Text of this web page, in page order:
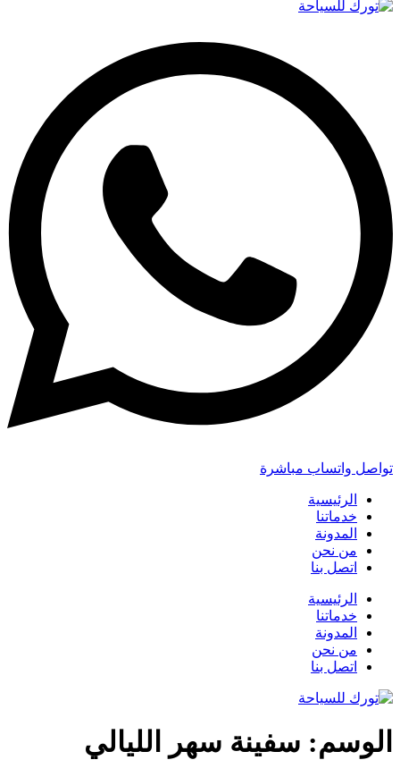
تواصل واتساب مباشرة
الرئيسية
خدماتنا
المدونة
من نحن
اتصل بنا
الرئيسية
خدماتنا
المدونة
من نحن
اتصل بنا
الوسم: سفينة سهر الليالي